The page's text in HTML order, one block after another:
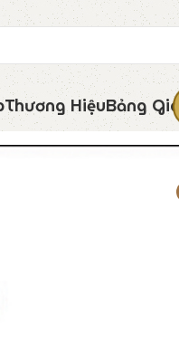
Thương HiệuBảng Giá